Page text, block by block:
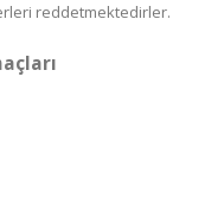
reddetmektedirler.